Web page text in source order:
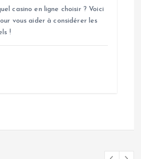
casino en ligne choisir ? Voici
vous aider à considérer les
!